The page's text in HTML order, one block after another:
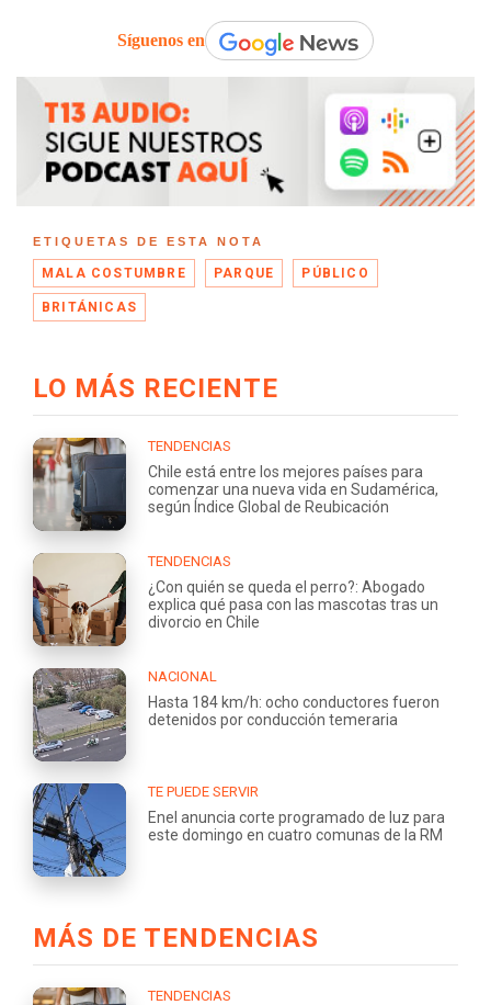
Síguenos en
ETIQUETAS DE ESTA NOTA
MALA COSTUMBRE PARQUE PÚBLICO
BRITÁNICAS
LO MÁS RECIENTE
TENDENCIAS
Chile está entre los mejores países para
comenzar una nueva vida en Sudamérica,
según Índice Global de Reubicación
TENDENCIAS
¿Con quién se queda el perro?: Abogado
explica qué pasa con las mascotas tras un
divorcio en Chile
NACIONAL
Hasta 184 km/h: ocho conductores fueron
detenidos por conducción temeraria
TE PUEDE SERVIR
Enel anuncia corte programado de luz para
este domingo en cuatro comunas de la RM
MÁS DE TENDENCIAS
TENDENCIAS